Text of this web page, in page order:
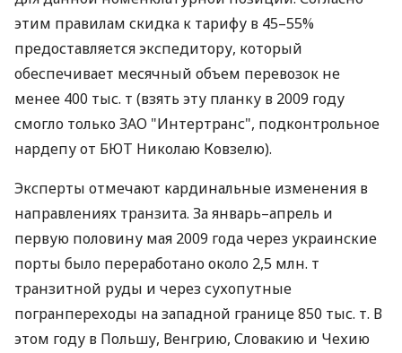
этим правилам скидка к тарифу в 45–55%
предоставляется экспедитору, который
обеспечивает месячный объем перевозок не
менее 400 тыс. т (взять эту планку в 2009 году
смогло только ЗАО "Интертранс", подконтрольное
нардепу от БЮТ Николаю Ковзелю).
Эксперты отмечают кардинальные изменения в
направлениях транзита. За январь–апрель и
первую половину мая 2009 года через украинские
порты было переработано около 2,5 млн. т
транзитной руды и через сухопутные
погранпереходы на западной границе 850 тыс. т. В
этом году в Польшу, Венгрию, Словакию и Чехию